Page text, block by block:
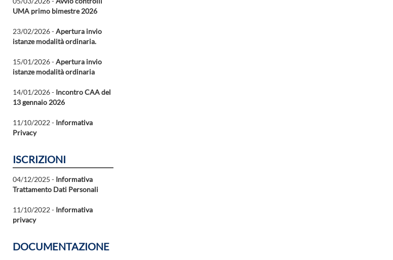
UMA primo bimestre 2026
23/02/2026 -Apertura invio
istanze modalità ordinaria.
15/01/2026 -Apertura invio
istanze modalità ordinaria
14/01/2026 - Incontro CAA del
13 gennaio 2026
11/10/2022 - Informativa
Privacy
ISCRIZIONI
04/12/2025 - Informativa
Trattamento Dati Personali
11/10/2022 - Informativa
privacy
DOCUMENTAZIONE